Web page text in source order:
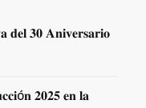
𝐝𝐞𝐥 𝟑𝟎 𝐀𝐧𝐢𝐯𝐞𝐫𝐬𝐚𝐫𝐢𝐨
𝟐𝟎𝟐𝟓 𝐞𝐧 𝐥𝐚